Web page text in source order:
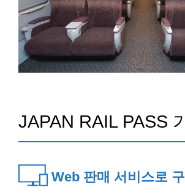
JAPAN RAIL PASS
Web 판매 서비스로